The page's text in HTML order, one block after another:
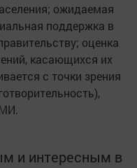
ожидаемая
поддержка в
оценка
касающихся их
с точки зрения
и интересным в